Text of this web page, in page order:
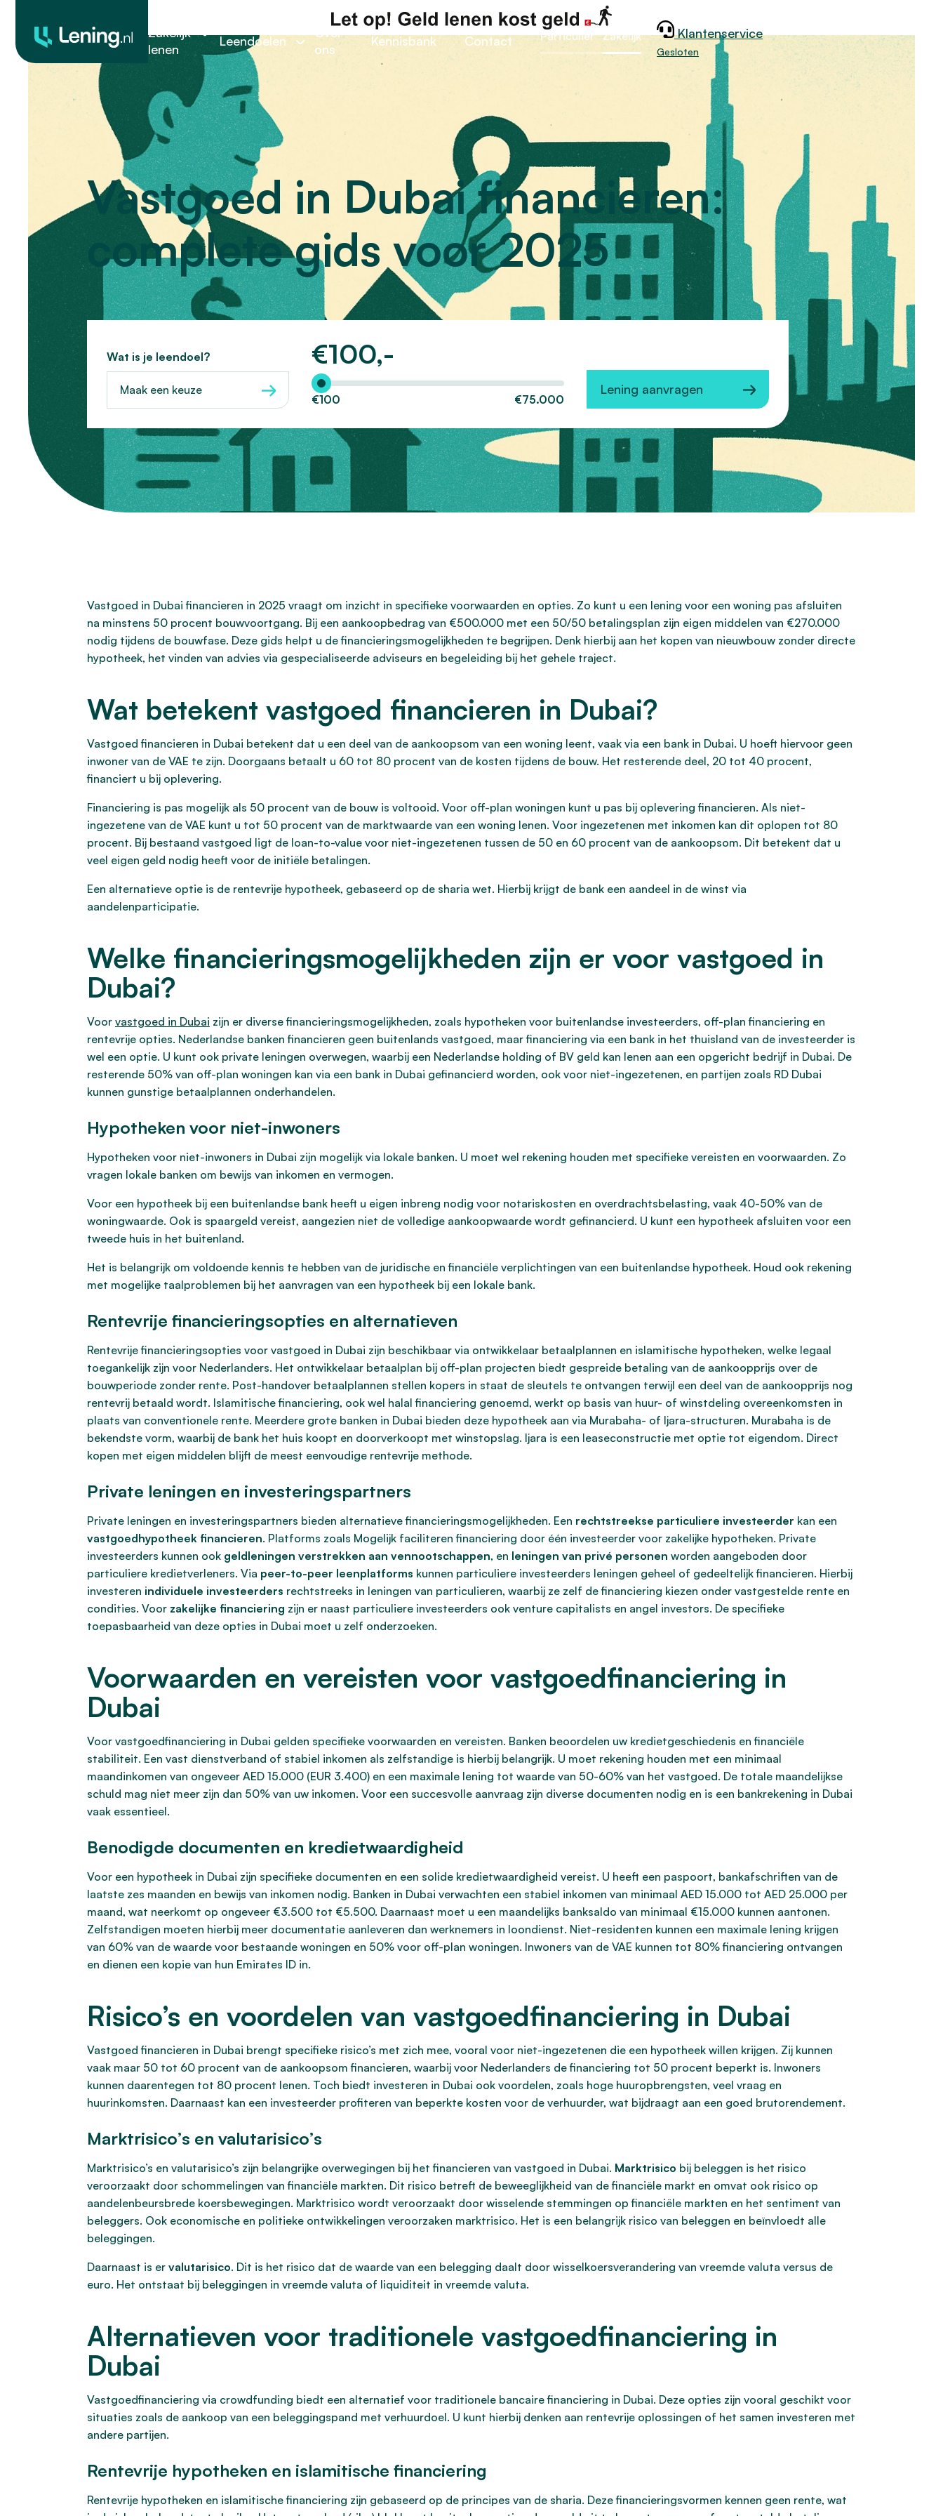
Zakelijk
lenen
Leendoelen
Over
ons
Kennisbank Contact Particulier Zakelijk Klantenservice
Gesloten
Vastgoed in Dubai financieren:
complete gids voor 2025
Wat is je leendoel?
Maak een keuze
€100,-
Hoeveel wilt u lenen?
€100 €75.000
Lening aanvragen
Vastgoed in Dubai financieren in 2025 vraagt om inzicht in specifieke voorwaarden en opties. Zo kunt u een lening voor een woning pas afsluiten
na minstens 50 procent bouwvoortgang. Bij een aankoopbedrag van €500.000 met een 50/50 betalingsplan zijn eigen middelen van €270.000
nodig tijdens de bouwfase. Deze gids helpt u de financieringsmogelijkheden te begrijpen. Denk hierbij aan het kopen van nieuwbouw zonder directe
hypotheek, het vinden van advies via gespecialiseerde adviseurs en begeleiding bij het gehele traject.
Wat betekent vastgoed financieren in Dubai?
Vastgoed financieren in Dubai betekent dat u een deel van de aankoopsom van een woning leent, vaak via een bank in Dubai. U hoeft hiervoor geen
inwoner van de VAE te zijn. Doorgaans betaalt u 60 tot 80 procent van de kosten tijdens de bouw. Het resterende deel, 20 tot 40 procent,
financiert u bij oplevering.
Financiering is pas mogelijk als 50 procent van de bouw is voltooid. Voor off-plan woningen kunt u pas bij oplevering financieren. Als niet-
ingezetene van de VAE kunt u tot 50 procent van de marktwaarde van een woning lenen. Voor ingezetenen met inkomen kan dit oplopen tot 80
procent. Bij bestaand vastgoed ligt de loan-to-value voor niet-ingezetenen tussen de 50 en 60 procent van de aankoopsom. Dit betekent dat u
veel eigen geld nodig heeft voor de initiële betalingen.
Een alternatieve optie is de rentevrije hypotheek, gebaseerd op de sharia wet. Hierbij krijgt de bank een aandeel in de winst via
aandelenparticipatie.
Welke financieringsmogelijkheden zijn er voor vastgoed in
Dubai?
Voor vastgoed in Dubai zijn er diverse financieringsmogelijkheden, zoals hypotheken voor buitenlandse investeerders, off-plan financiering en
rentevrije opties. Nederlandse banken financieren geen buitenlands vastgoed, maar financiering via een bank in het thuisland van de investeerder is
wel een optie. U kunt ook private leningen overwegen, waarbij een Nederlandse holding of BV geld kan lenen aan een opgericht bedrijf in Dubai. De
resterende 50% van off-plan woningen kan via een bank in Dubai gefinancierd worden, ook voor niet-ingezetenen, en partijen zoals RD Dubai
kunnen gunstige betaalplannen onderhandelen.
Hypotheken voor niet-inwoners
Hypotheken voor niet-inwoners in Dubai zijn mogelijk via lokale banken. U moet wel rekening houden met specifieke vereisten en voorwaarden. Zo
vragen lokale banken om bewijs van inkomen en vermogen.
Voor een hypotheek bij een buitenlandse bank heeft u eigen inbreng nodig voor notariskosten en overdrachtsbelasting, vaak 40-50% van de
woningwaarde. Ook is spaargeld vereist, aangezien niet de volledige aankoopwaarde wordt gefinancierd. U kunt een hypotheek afsluiten voor een
tweede huis in het buitenland.
Het is belangrijk om voldoende kennis te hebben van de juridische en financiële verplichtingen van een buitenlandse hypotheek. Houd ook rekening
met mogelijke taalproblemen bij het aanvragen van een hypotheek bij een lokale bank.
Rentevrije financieringsopties en alternatieven
Rentevrije financieringsopties voor vastgoed in Dubai zijn beschikbaar via ontwikkelaar betaalplannen en islamitische hypotheken, welke legaal
toegankelijk zijn voor Nederlanders. Het ontwikkelaar betaalplan bij off-plan projecten biedt gespreide betaling van de aankoopprijs over de
bouwperiode zonder rente. Post-handover betaalplannen stellen kopers in staat de sleutels te ontvangen terwijl een deel van de aankoopprijs nog
rentevrij betaald wordt. Islamitische financiering, ook wel halal financiering genoemd, werkt op basis van huur- of winstdeling overeenkomsten in
plaats van conventionele rente. Meerdere grote banken in Dubai bieden deze hypotheek aan via Murabaha- of Ijara-structuren. Murabaha is de
bekendste vorm, waarbij de bank het huis koopt en doorverkoopt met winstopslag. Ijara is een leaseconstructie met optie tot eigendom. Direct
kopen met eigen middelen blijft de meest eenvoudige rentevrije methode.
Private leningen en investeringspartners
Private leningen en investeringspartners bieden alternatieve financieringsmogelijkheden. Een rechtstreekse particuliere investeerder kan een
vastgoedhypotheek financieren. Platforms zoals Mogelijk faciliteren financiering door één investeerder voor zakelijke hypotheken. Private
investeerders kunnen ook geldleningen verstrekken aan vennootschappen, en leningen van privé personen worden aangeboden door
particuliere kredietverleners. Via peer-to-peer leenplatforms kunnen particuliere investeerders leningen geheel of gedeeltelijk financieren. Hierbij
investeren individuele investeerders rechtstreeks in leningen van particulieren, waarbij ze zelf de financiering kiezen onder vastgestelde rente en
condities. Voor zakelijke financiering zijn er naast particuliere investeerders ook venture capitalists en angel investors. De specifieke
toepasbaarheid van deze opties in Dubai moet u zelf onderzoeken.
Voorwaarden en vereisten voor vastgoedfinanciering in
Dubai
Voor vastgoedfinanciering in Dubai gelden specifieke voorwaarden en vereisten. Banken beoordelen uw kredietgeschiedenis en financiële
stabiliteit. Een vast dienstverband of stabiel inkomen als zelfstandige is hierbij belangrijk. U moet rekening houden met een minimaal
maandinkomen van ongeveer AED 15.000 (EUR 3.400) en een maximale lening tot waarde van 50-60% van het vastgoed. De totale maandelijkse
schuld mag niet meer zijn dan 50% van uw inkomen. Voor een succesvolle aanvraag zijn diverse documenten nodig en is een bankrekening in Dubai
vaak essentieel.
Benodigde documenten en kredietwaardigheid
Voor een hypotheek in Dubai zijn specifieke documenten en een solide kredietwaardigheid vereist. U heeft een paspoort, bankafschriften van de
laatste zes maanden en bewijs van inkomen nodig. Banken in Dubai verwachten een stabiel inkomen van minimaal AED 15.000 tot AED 25.000 per
maand, wat neerkomt op ongeveer €3.500 tot €5.500. Daarnaast moet u een maandelijks banksaldo van minimaal €15.000 kunnen aantonen.
Zelfstandigen moeten hierbij meer documentatie aanleveren dan werknemers in loondienst. Niet-residenten kunnen een maximale lening krijgen
van 60% van de waarde voor bestaande woningen en 50% voor off-plan woningen. Inwoners van de VAE kunnen tot 80% financiering ontvangen
en dienen een kopie van hun Emirates ID in.
Risico’s en voordelen van vastgoedfinanciering in Dubai
Vastgoed financieren in Dubai brengt specifieke risico’s met zich mee, vooral voor niet-ingezetenen die een hypotheek willen krijgen. Zij kunnen
vaak maar 50 tot 60 procent van de aankoopsom financieren, waarbij voor Nederlanders de financiering tot 50 procent beperkt is. Inwoners
kunnen daarentegen tot 80 procent lenen. Toch biedt investeren in Dubai ook voordelen, zoals hoge huuropbrengsten, veel vraag en
huurinkomsten. Daarnaast kan een investeerder profiteren van beperkte kosten voor de verhuurder, wat bijdraagt aan een goed brutorendement.
Marktrisico’s en valutarisico’s
Marktrisico’s en valutarisico’s zijn belangrijke overwegingen bij het financieren van vastgoed in Dubai. Marktrisico bij beleggen is het risico
veroorzaakt door schommelingen van financiële markten. Dit risico betreft de beweeglijkheid van de financiële markt en omvat ook risico op
aandelenbeursbrede koersbewegingen. Marktrisico wordt veroorzaakt door wisselende stemmingen op financiële markten en het sentiment van
beleggers. Ook economische en politieke ontwikkelingen veroorzaken marktrisico. Het is een belangrijk risico van beleggen en beïnvloedt alle
beleggingen.
Daarnaast is er valutarisico. Dit is het risico dat de waarde van een belegging daalt door wisselkoersverandering van vreemde valuta versus de
euro. Het ontstaat bij beleggingen in vreemde valuta of liquiditeit in vreemde valuta.
Alternatieven voor traditionele vastgoedfinanciering in
Dubai
Vastgoedfinanciering via crowdfunding biedt een alternatief voor traditionele bancaire financiering in Dubai. Deze opties zijn vooral geschikt voor
situaties zoals de aankoop van een beleggingspand met verhuurdoel. U kunt hierbij denken aan rentevrije oplossingen of het samen investeren met
andere partijen.
Rentevrije hypotheken en islamitische financiering
Rentevrije hypotheken en islamitische financiering zijn gebaseerd op de principes van de sharia. Deze financieringsvormen kennen geen rente, wat